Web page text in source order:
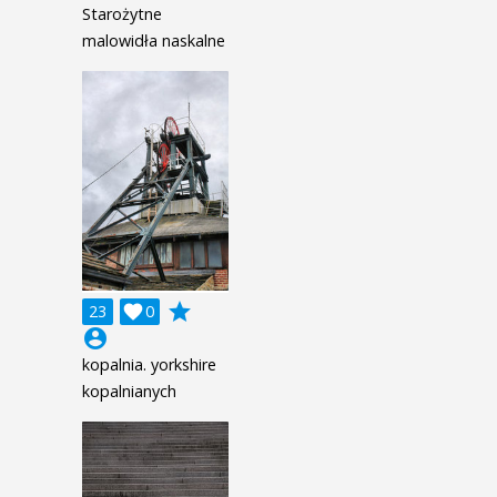
Starożytne
malowidła naskalne
23 0

grade
account_circle
kopalnia. yorkshire
kopalnianych